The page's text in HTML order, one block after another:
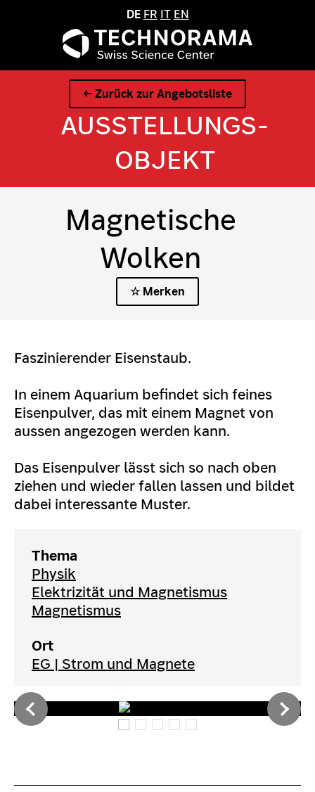
DE FR IT EN
← Zurück zur Angebotsliste
AUSSTELLUNGS­
OBJEKT
Magnetische
Wolken
☆ Merken
Faszinierender Eisenstaub.
In einem Aquarium befindet sich feines
Eisenpulver, das mit einem Magnet von
aussen angezogen werden kann.
Das Eisenpulver lässt sich so nach oben
ziehen und wieder fallen lassen und bildet
dabei interessante Muster.
Thema
Physik
Elektrizität und Magnetismus
Magnetismus
Ort
EG | Strom und Magnete